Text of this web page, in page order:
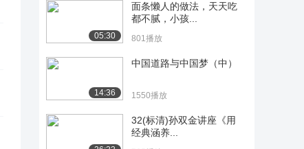
05:30
面条懒人的做法，天天吃
都不腻，小孩...
801播放
14:36
中国道路与中国梦（中）
1550播放
32(标清)孙双金讲座《用
经典涵养...